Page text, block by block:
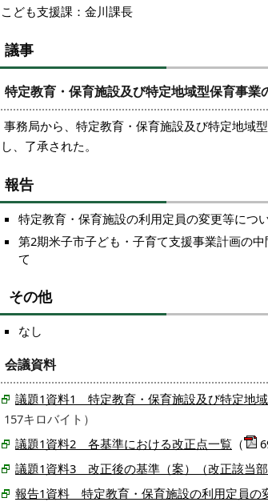
こども支援課：金川課長
議事
特定教育・保育施設及び特定地域型保育事
事務局から、特定教育・保育施設及び特定地域
し、了承された。
報告
特定教育・保育施設の利用定員の変更等につ
第2期米子市子ども・子育て支援事業計画の
て
その他
なし
会議資料
議題1資料1 特定教育・保育施設及び特定地
157キロバイト）
議題1資料2 各基準における改正点一覧 （
議題1資料3 改正後の基準（案）（改正該当部
報告1資料 特定教育・保育施設の利用定員の